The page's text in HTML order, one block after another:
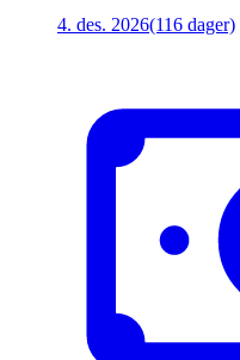
4. des. 2026(116 dager)